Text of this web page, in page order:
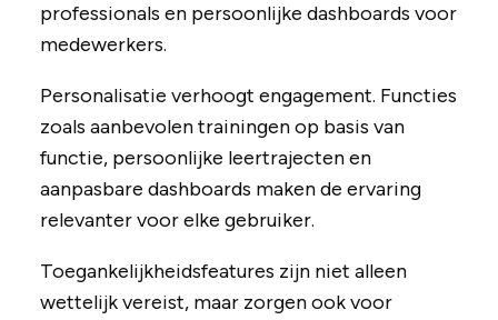
professionals en persoonlijke dashboards voor
medewerkers.
Personalisatie verhoogt engagement. Functies
zoals aanbevolen trainingen op basis van
functie, persoonlijke leertrajecten en
aanpasbare dashboards maken de ervaring
relevanter voor elke gebruiker.
Toegankelijkheidsfeatures zijn niet alleen
wettelijk vereist, maar zorgen ook voor